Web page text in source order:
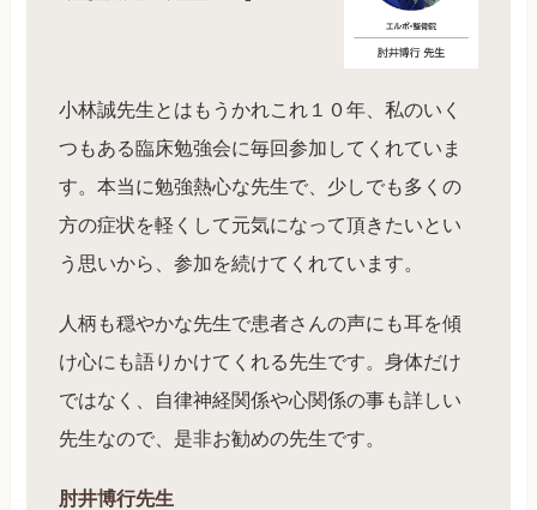
小林誠先生とはもうかれこれ１０年、私のいく
つもある臨床勉強会に毎回参加してくれていま
す。本当に勉強熱心な先生で、少しでも多くの
方の症状を軽くして元気になって頂きたいとい
う思いから、参加を続けてくれています。
人柄も穏やかな先生で患者さんの声にも耳を傾
け心にも語りかけてくれる先生です。身体だけ
ではなく、自律神経関係や心関係の事も詳しい
先生なので、是非お勧めの先生です。
肘井博行先生